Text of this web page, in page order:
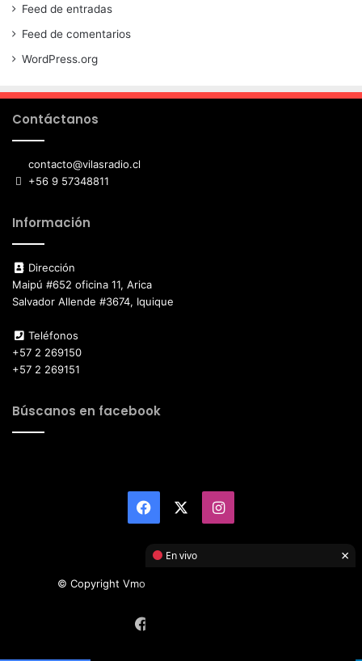
Feed de entradas
Feed de comentarios
WordPress.org
Contáctanos
contacto@vilasradio.cl
+56 9 57348811
Información
Dirección
Maipú #652 oficina 11, Arica
Salvador Allende #3674, Iquique
Teléfonos
+57 2 269150
+57 2 269151
Búscanos en facebook
Facebook Instagram
© Copyright Vmotor TI 2026, All Rights Reserved
En vivo ×